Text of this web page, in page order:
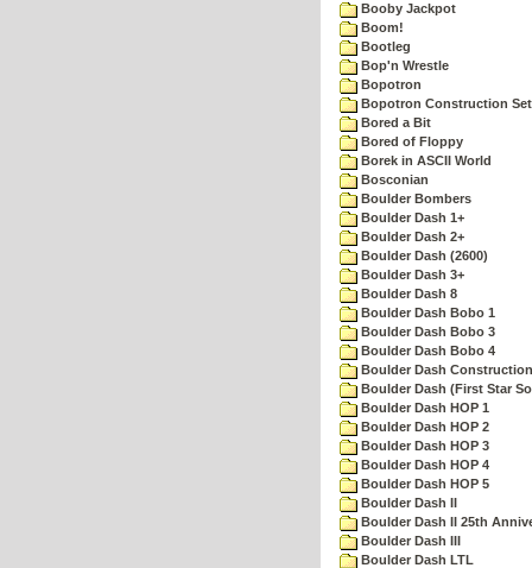
Booby Jackpot
Boom!
Bootleg
Bop'n Wrestle
Bopotron
Bopotron Construction Set
Bored a Bit
Bored of Floppy
Borek in ASCII World
Bosconian
Boulder Bombers
Boulder Dash 1+
Boulder Dash 2+
Boulder Dash (2600)
Boulder Dash 3+
Boulder Dash 8
Boulder Dash Bobo 1
Boulder Dash Bobo 3
Boulder Dash Bobo 4
Boulder Dash
Boulder Dash (First Star
Boulder Dash HOP 1
Boulder Dash HOP 2
Boulder Dash HOP 3
Boulder Dash HOP 4
Boulder Dash HOP 5
Boulder Dash II
Boulder Dash II 25th
Boulder Dash III
Boulder Dash LTL